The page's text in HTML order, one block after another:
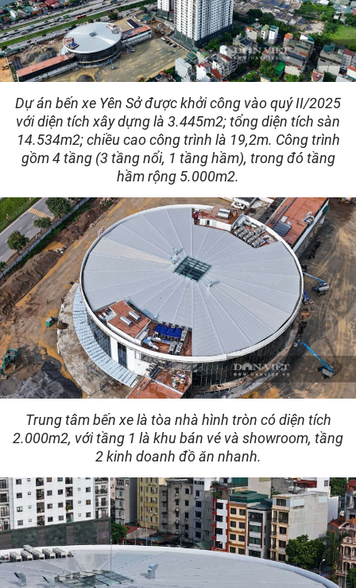
Dự án bến xe Yên Sở được khởi công vào quý II/2025
với diện tích xây dựng là 3.445m2; tổng diện tích sàn
14.534m2; chiều cao công trình là 19,2m. Công trình
gồm 4 tầng (3 tầng nổi, 1 tầng hầm), trong đó tầng
hầm rộng 5.000m2.
Trung tâm bến xe là tòa nhà hình tròn có diện tích
2.000m2, với tầng 1 là khu bán vé và showroom, tầng
2 kinh doanh đồ ăn nhanh.